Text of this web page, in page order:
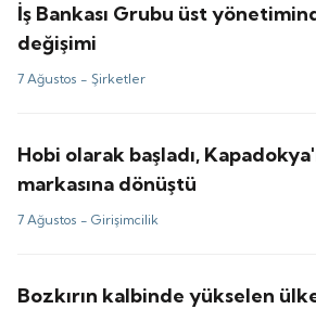
İş Bankası Grubu üst
değişimi
7 Ağustos -Şirketler
Hobi olarak başladı,
markasına dönüştü
7 Ağustos -Girişimcilik
Bozkırın kalbinde yükselen